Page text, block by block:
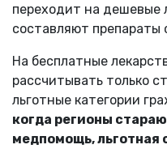
переходит на дешевые
составляют препараты
На бесплатные
рассчитывать только
льготные категории
когда регионы
медпомощь, льготная